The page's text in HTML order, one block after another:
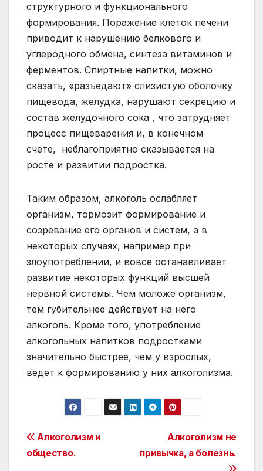
структурного и функционального
формирования. Поражение клеток печени
приводит к нарушению белкового и
углеродного обмена, синтеза витаминов и
ферментов. Спиртные напитки, можно
сказать, «разъедают» слизистую оболочку
пищевода, желудка, нарушают секрецию и
состав желудочного сока , что затрудняет
процесс пищеварения и, в конечном
счете, неблагоприятно сказывается на
росте и развитии подростка.
Таким образом, алкоголь ослабляет
организм, тормозит формирование и
созревание его органов и систем, а в
некоторых случаях, например при
злоупотреблении, и вовсе останавливает
развитие некоторых функций высшей
нервной системы. Чем моложе организм,
тем губительнее действует на него
алкоголь. Кроме того, употребление
алкогольных напитков подростками
значительно быстрее, чем у взрослых,
ведет к формированию у них алкоголизма.
Post
navigation
Алкоголизм не
привычка, а болезнь.
Алкоголизм и
общество.